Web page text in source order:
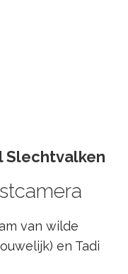
Slechtvalken
van wilde
en Tadi